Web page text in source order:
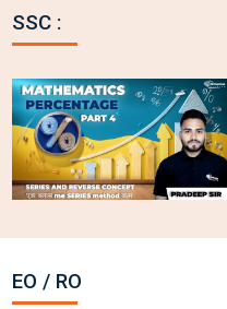
SSC :
Title text
EO / RO